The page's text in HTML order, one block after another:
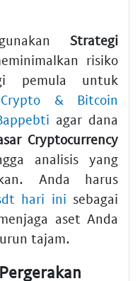
Strategi
risiko
pemula untuk
& Bitcoin
agar dana
Cryptocurrency
analisis yang
Anda harus
hari ini sebagai
aset Anda
tajam.